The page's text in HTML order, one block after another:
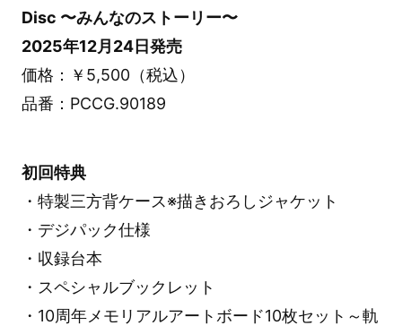
Disc 〜みんなのストーリー〜
2025年12月24日発売
価格：￥5,500（税込）
品番：PCCG.90189
初回特典
・特製三方背ケース※描きおろしジャケット
・デジパック仕様
・収録台本
・スペシャルブックレット
・10周年メモリアルアートボード10枚セット～軌